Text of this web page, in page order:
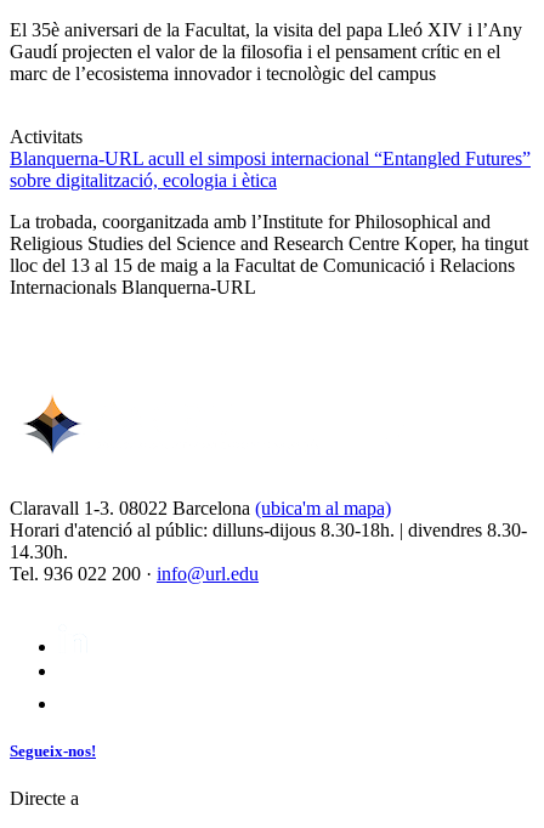
El 35è aniversari de la Facultat, la visita del papa Lleó XIV i l’Any
Gaudí projecten el valor de la filosofia i el pensament crític en el
marc de l’ecosistema innovador i tecnològic del campus
Activitats
Blanquerna-URL acull el simposi internacional “Entangled Futures”
sobre digitalització, ecologia i ètica
La trobada, coorganitzada amb l’Institute for Philosophical and
Religious Studies del Science and Research Centre Koper, ha tingut
lloc del 13 al 15 de maig a la Facultat de Comunicació i Relacions
Internacionals Blanquerna-URL
Claravall 1-3. 08022 Barcelona (ubica'm al mapa)
Horari d'atenció al públic: dilluns-dijous 8.30-18h. | divendres 8.30-
14.30h.
Tel. 936 022 200 · info@url.edu
Segueix-nos!
Directe a